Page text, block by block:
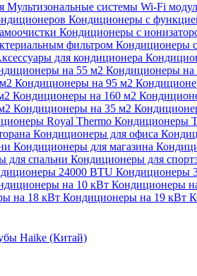
Мультизональные системы Wi-Fi
Кондиционеры с
Кондиционеры с
фильтром Кондиционеры
для кондиционера
на 55 м2 Кондиционеры на
Кондиционеры на 95 м2
Кондиционеры на 160 м2
Кондиционеры на 35 м2
Royal Thermo Кондиционеры
Кондиционеры для офиса
Кондиционеры для магазина
для спальни Кондиционеры для
24000 BTU Кондиционеры
на 10 кВт Кондиционеры
на 18 кВт Кондиционеры на 19 кВт
Haike (Китай)